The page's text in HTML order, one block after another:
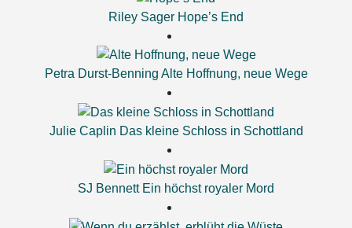
Riley Sager Hope’s End
Petra Durst-Benning Alte Hoffnung, neue Wege
Julie Caplin Das kleine Schloss in Schottland
SJ Bennett Ein höchst royaler Mord